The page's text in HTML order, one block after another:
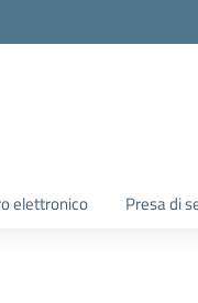
elettronico Presa di